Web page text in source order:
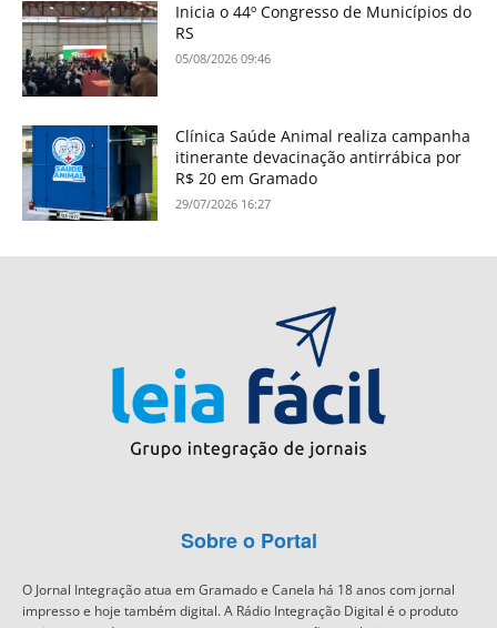
Inicia o 44º Congresso de Municípios do
RS
05/08/2026 09:46
Clínica Saúde Animal realiza campanha
itinerante devacinação antirrábica por
R$ 20 em Gramado
29/07/2026 16:27
Sobre o Portal
O Jornal Integração atua em Gramado e Canela há 18 anos com jornal
impresso e hoje também digital. A Rádio Integração Digital é o produto